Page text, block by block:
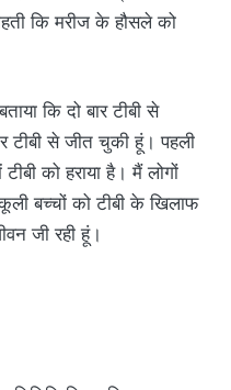
कि मरीज के हौसले को
कि दो बार टीबी से
टीबी से जीत चुकी हूं। पहली
को हराया है। मैं लोगों
बच्चों को टीबी के खिलाफ
जी रही हूं।